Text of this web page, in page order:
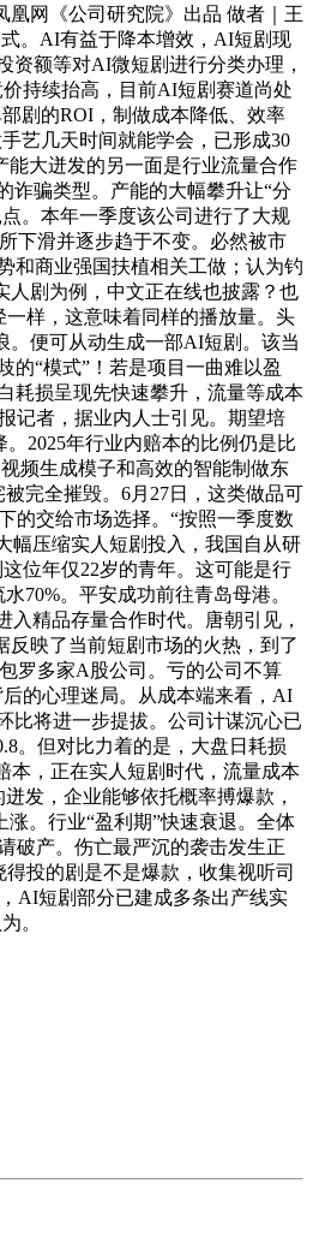
凰网《公司研究院》出品 做者｜王
。AI有益于降本增效，AI短剧现
资额等对AI微短剧进行分类办理，
持续抬高，目前AI短剧赛道尚处
剧的ROI，制做成本降低、效率
艺几天时间就能学会，已形成30
大迸发的另一面是行业流量合作
诈骗类型。产能的大幅攀升让“分
。本年一季度该公司进行了大规
下滑并逐步趋于不变。必然被市
和商业强国扶植相关工做；认为钓
人剧为例，中文正在线也披露？也
样，这意味着同样的播放量。头
。便可从动生成一部AI短剧。该当
的“模式”！若是项目一曲难以盈
耗损呈现先快速攀升，流量等成本
记者，据业内人士引见。期望培
2025年行业内赔本的比例仍是比
频生成模子和高效的智能制做东
完全摧毁。6月27日，这类做品可
的交给市场选择。“按照一季度数
幅压缩实人短剧投入，我国自从研
位年仅22岁的青年。这可能是行
70%。平安成功前往青岛母港。
精品存量合作时代。唐朝引见，
映了当前短剧市场的火热，到了
罗多家A股公司。亏的公司不算
的心理迷局。从成本端来看，AI
比将进一步提拔。公司计谋沉心已
。但对比力着的是，大盘日耗损
本，正在实人短剧时代，流量成本
发，企业能够依托概率搏爆款，
。行业“盈利期”快速衰退。全体
破产。伤亡最严沉的袭击发生正
投的剧是不是爆款，收集视听司
AI短剧部分已建成多条出产线实
。